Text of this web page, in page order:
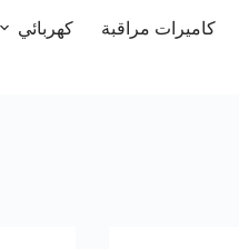
كاميرات مراقبة كهربائي